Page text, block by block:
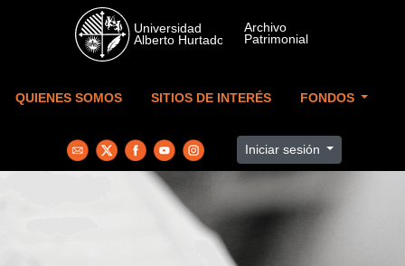
Skip to main content
QUIENES SOMOS SITIOS DE INTERÉS FONDOS
Iniciar sesión